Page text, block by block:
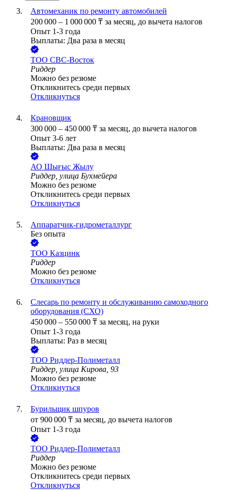
Автомеханик по ремонту автомобилей
200 000 – 1 000 000 ₸ за месяц, до вычета налогов
Опыт 1-3 года
Выплаты: Два раза в месяц
ТОО СВС-Восток
Риддер
Можно без резюме
Откликнитесь среди первых
Откликнуться
Крановщик
300 000 – 450 000 ₸ за месяц, до вычета налогов
Опыт 3-6 лет
Выплаты: Два раза в месяц
АО Шығыс Жылу
Риддер, улица Бухмейера
Можно без резюме
Откликнитесь среди первых
Откликнуться
Аппаратчик-гидрометаллург
Без опыта
ТОО Казцинк
Риддер
Можно без резюме
Откликнуться
Слесарь по ремонту и обслуживанию самоходного
оборудования (СХО)
450 000 – 550 000 ₸ за месяц, на руки
Опыт 1-3 года
Выплаты: Раз в месяц
ТОО Риддер-Полиметалл
Риддер, улица Кирова, 93
Можно без резюме
Откликнуться
Бурильщик шпуров
от 900 000 ₸ за месяц, до вычета налогов
Опыт 1-3 года
ТОО Риддер-Полиметалл
Риддер
Можно без резюме
Откликнитесь среди первых
Откликнуться